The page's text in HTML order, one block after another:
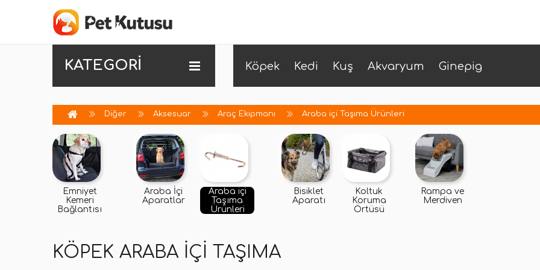
KATEGORİ Köpek Kedi Kuş Akvaryum Ginepig
Diğer Aksesuar Araç Ekipmanı Araba içi Taşıma Ürünleri
Emniyet
Kemeri
Bağlantısı
Araba İçi
Aparatlar
Araba içi
Taşıma
Ürünleri
Bisiklet
Aparatı
Koltuk
Koruma
Örtüsü
Rampa ve
Merdiven
KÖPEK ARABA IÇI TAŞIMA